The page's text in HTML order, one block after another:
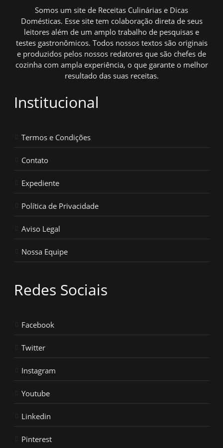
Somos um site de Receitas Culinárias e Dicas
Domésticas. Esse site tem colaboração direta de seus
leitores além de um amplo trabalho de pesquisas e
testes gastronômicos. Todos nossos textos são originais
e produzidos pelos nossos redatores que são chefes de
cozinha com ampla experiência, o que garante o melhor
resultado das suas receitas.
Institucional
Termos e Condições
Contato
Expediente
Política de Privacidade
Aviso Legal
Nossa Equipe
Redes Sociais
Facebook
Twitter
Instagram
Youtube
Linkedin
Pinterest